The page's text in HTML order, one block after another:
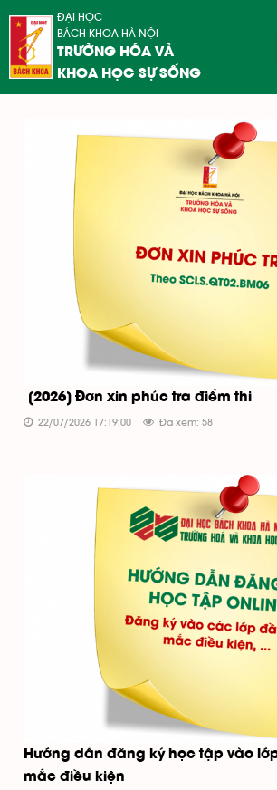
ĐẠI HỌC
BÁCH KHOA HÀ NỘI
TRƯỜNG HÓA VÀ
KHOA HỌC SỰ SỐNG
[2026] Đơn xin phúc tra điểm thi
22/07/2026 17:19:00 Đã xem: 58
Hướng dẫn đăng ký học tập vào
mắc điều kiện